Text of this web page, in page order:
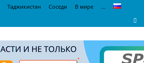
Таджикистан Соседи В мире …